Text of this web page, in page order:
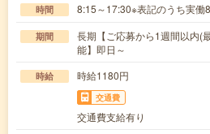
時間 8:15～17:30※表記のうち実働8
期間
長期【ご応募から1週間以内(
能】即日～
時給 時給1180円
交通費
交通費支給有り